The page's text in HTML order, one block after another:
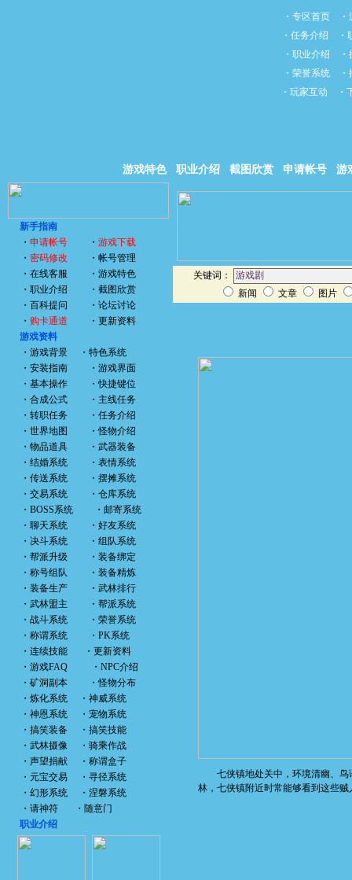
・ 专区首页・
・ 任务介绍 ・
・ 职业介绍 ・
・ 荣誉系统・
・ 玩家互动 ・
游戏特色 职业介绍 截图欣赏 申请帐号 游
新手指南
・ 申请帐号 ・ 游戏下载
・ 密码修改 ・ 帐号管理
・ 在线客服 ・ 游戏特色
・ 职业介绍 ・ 截图欣赏
・ 百科提问 ・ 论坛讨论
・ 购卡通道 ・ 更新资料
游戏资料
・ 游戏背景 ・ 特色系统
・ 安装指南 ・ 游戏界面
・ 基本操作 ・快捷键位
・ 合成公式 ・ 主线任务
・ 转职任务 ・ 任务介绍
・ 世界地图 ・怪物介绍
・ 物品道具 ・ 武器装备
・ 结婚系统 ・ 表情系统
・ 传送系统 ・ 摆摊系统
・ 交易系统 ・ 仓库系统
・ BOSS系统 ・ 邮寄系统
・ 聊天系统 ・ 好友系统
・ 决斗系统 ・ 组队系统
・ 帮派升级 ・ 装备绑定
・ 称号组队 ・ 装备精炼
・ 装备生产 ・ 武林排行
・ 武林盟主 ・ 帮派系统
・ 战斗系统 ・ 荣誉系统
・ 称谓系统 ・ PK系统
・ 连续技能 ・ 更新资料
・ 游戏FAQ ・ NPC介绍
・ 矿洞副本 ・怪物分布
・ 炼化系统 ・ 神威系统
・ 神恩系统 ・ 宠物系统
・ 搞笑装备 ・ 搞笑技能
・ 武林摄像 ・ 骑乘作战
・ 声望捐献 ・ 称谓盒子
・ 元宝交易 ・ 寻径系统
・ 幻形系统 ・ 涅磐系统
・ 请神符 ・ 随意门
职业介绍
关键词：
新闻
文章 图片
七侠镇地处关中，环境清幽、鸟
林，七侠镇附近时常能够看到这些